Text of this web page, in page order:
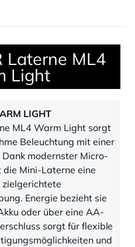
Laterne ML4
Light
LIGHT
ML4 Warm Light sorgt
Beleuchtung mit einer
modernster Micro-
die Mini-Laterne eine
Energie bezieht sie
oder über eine AA-
sorgt für flexible
und